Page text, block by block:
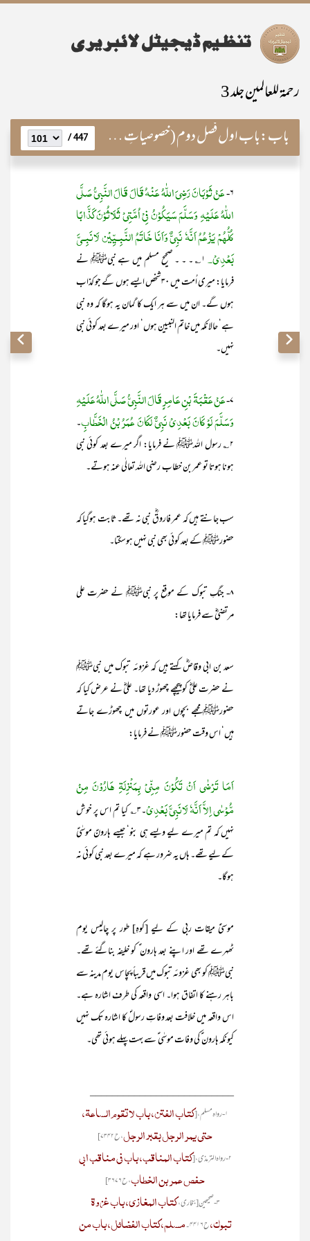
رحمۃ للعالمین جلد 3
باب:باب اول فصل دوم (خصوصیاتِ رسالت) 447 /
۶- عَنْ ثَوْبَانَ رَضِیَ اللّٰہُ عَنْہُ قَالَ قَالَ النَّبِیُّ صَلَّی
اللّٰہُ عَلَیْہِ وَسَلَّمَ سَیَکُوْنُ فِیْ اُمَّتِیْ ثَلَاثُوْنَ کَذَّابًا
کُلُّہُمْ یَزْعُمُ اَنَّہٗ نَبِیٌّ وَاَنَا خَاتَمُ النَّبِـیِّیْن لَانَبِـیَّ
بَعْدِیْ۔ ۱؎ ۔ ۔ ۔ صحیح مسلم میں ہے نبیﷺ نے
فرمایا: میری اُمت میں ۳۰ شخص ایسے ہوں گے جو کذاب
ہوں گے۔ ان میں سے ہر ایک کا گمان یہ ہوگا کہ وہ نبی
ہے‘ حالانکہ میں خاتم النبیین ہوں‘ اور میرے بعد کوئی نبی
نہیں۔
۷- عَنْ عَقْبَۃَ بْنِ عَامِرٍقَالَ النَّبِیُّ صَلَّی اللّٰہُ عَلَیْہِ
وَسَلَّمَ لَوْ کَانَ بَعْدِیْ نَبِیٌّ لَکَانَ عُمَرُ بْنُ الْخَطَّابِ۔
۲؎ رسول اللہﷺ نے فرمایا: اگر میرے بعد کوئی نبی
ہونا ہوتا تو عمر بن خطاب رضی اللہ تعالٰی عنہ ہوتے۔
سب جانتے ہیں کہ عمر فاروقؓ نبی نہ تھے۔ ثابت ہوگیا کہ
حضورﷺ کے بعد کوئی بھی نبی نہیں ہوسکتا۔
۸- جنگِ تبوک کے موقع پر نبیﷺ نے حضرت علی
مرتضیٰؓ سے فرمایا تھا:
سعد بن ابی وقاصؓ کہتے ہیں کہ غزوئہ تبوک میں نبیﷺ
نے حضرت علیؓ کو پیچھے چھوڑ دیا تھا۔ علیؓ نے عرض کیا کہ
حضورﷺ مجھے بچوں اور عورتوں میں چھوڑے جاتے
ہیں‘ اس وقت حضورﷺ نے فرمایا:
اَمَا تَرْضٰی اَنْ تَکُوْنَ مِنِّیْ بِمَنْزِلَۃِ ہَارُوْنَ مِنْ
مُّوْسٰی اِلاَّ اَنَّہٗ لَانَبِیَّ بَعْدِیْ ۔۳؎ کیا تم اس پر خوش
نہیں کہ تم میرے لیے ویسے ہی بنو‘ جیسے ہارونؑ موسٰیؑ
کے لیے تھے۔ ہاں یہ ضرور ہے کہ میرے بعد نبی کوئی نہ
ہوگا۔
موسیٰؑ میقات ربی کے لیے [کوہِ] طور پر چالیس یوم
ٹھہرے تھے اور اپنے بعد ہارون ؑ کو خلیفہ بناگئے تھے۔
نبیﷺ کو بھی غزوئہ تبوک میں قریباً پچاس یوم مدینہ سے
باہر رہنے کا اتفاق ہوا۔ اسی واقعہ کی طرف اشارہ ہے۔
اس واقعہ میں خلافت بعد وفاتِ رسولؐ کا اشارہ تک نہیں
کیونکہ ہارون ؑ کی وفات موسٰی ؑ سے بہت پہلے ہوئی تھی۔
__________________________
۱- رواہ مسلم، [
کتاب الفتن، باب لاتقوم الساعۃ،
حتی یمر الرجل بقبر الرجل، ح۷۳۴۲]
۲- رواہ الترمذی، [
کتاب المناقب، باب فی مناقب ابی
حفص عمر بن الخطاب، ح۳۶۷۶]
۳- صحیحین [بخاری،
کتاب المغازی، باب غزوۃ
تبوک،ح۴۴۱۶۔
مسلم، کتاب الفضائل، باب من